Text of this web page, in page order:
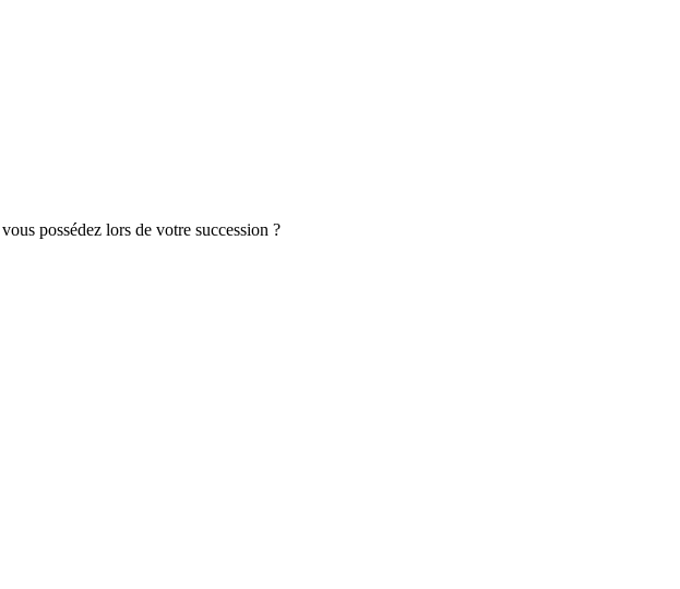
possédez lors de votre succession ?